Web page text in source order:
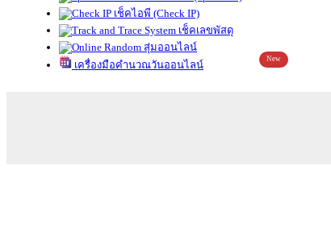
เช็คไอพี (Check IP)
เช็คเลขพัสดุ
สุ่มออนไลน์
เครื่องมือคำนวณวันออนไลน์
New